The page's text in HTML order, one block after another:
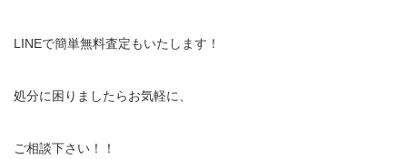
LINEで簡単無料査定もいたします！
処分に困りましたらお気軽に、
ご相談下さい！！